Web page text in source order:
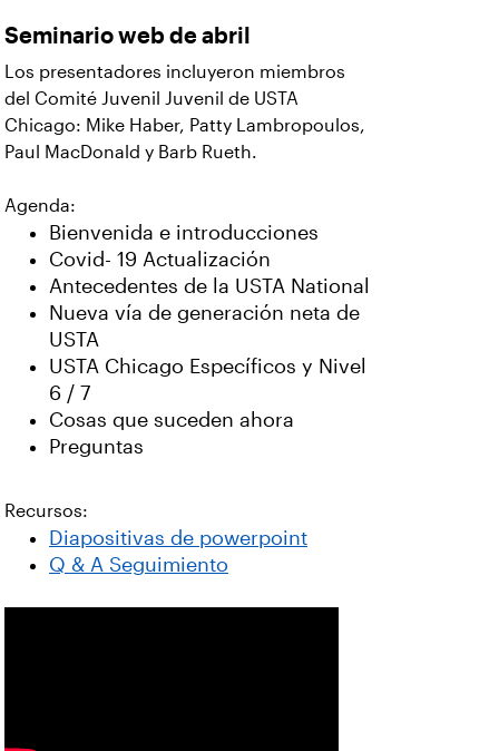
Seminario web de abril
Los presentadores incluyeron miembros
del Comité Juvenil Juvenil de USTA
Chicago: Mike Haber, Patty Lambropoulos,
Paul MacDonald y Barb Rueth.
Agenda:
Bienvenida e introducciones
Covid- 19 Actualización
Antecedentes de la USTA National
Nueva vía de generación neta de
USTA
USTA Chicago Específicos y Nivel
6 / 7
Cosas que suceden ahora
Preguntas
Recursos:
Diapositivas de powerpoint
Q & A Seguimiento